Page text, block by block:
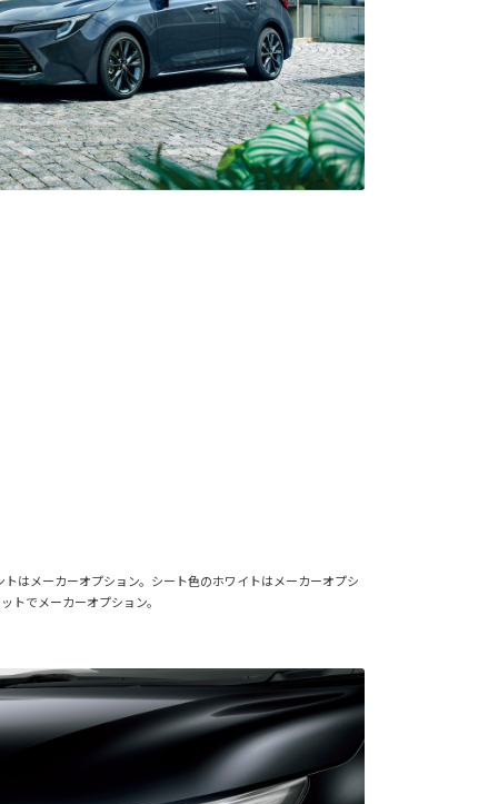
はメーカーオプション。シート色のホワイトはメーカーオプシ
トでメーカーオプション。